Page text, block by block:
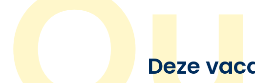
Deze